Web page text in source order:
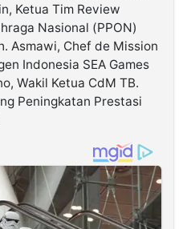
Ketua Tim Review
Nasional (PPON)
Asmawi, Chef de Mission
Indonesia SEA Games
Wakil Ketua CdM TB.
Peningkatan Prestasi